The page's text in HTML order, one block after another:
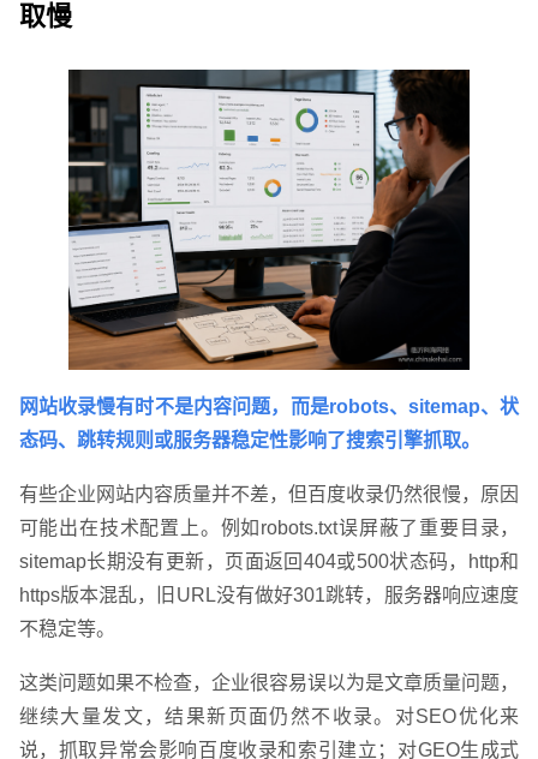
取慢
网站收录慢有时不是内容问题，而是robots、sitemap、状
态码、跳转规则或服务器稳定性影响了搜索引擎抓取。
有些企业网站内容质量并不差，但百度收录仍然很慢，原因
可能出在技术配置上。例如robots.txt误屏蔽了重要目录，
sitemap长期没有更新，页面返回404或500状态码，http和
https版本混乱，旧URL没有做好301跳转，服务器响应速度
不稳定等。
这类问题如果不检查，企业很容易误以为是文章质量问题，
继续大量发文，结果新页面仍然不收录。对SEO优化来
说，抓取异常会影响百度收录和索引建立；对GEO生成式